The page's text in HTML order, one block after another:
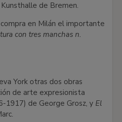
de Bremen.
en Milán el importante
con tres manchas n.
York otras dos obras
de arte expresionista
1917) de George Grosz, y El